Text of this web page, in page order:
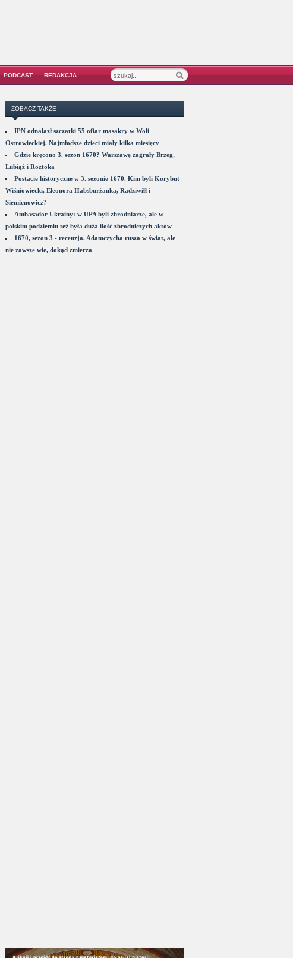
PODCAST REDAKCJA
ZOBACZ TAKŻE
IPN odnalazł szczątki 55 ofiar masakry w Woli
Ostrowieckiej. Najmłodsze dzieci miały kilka miesięcy
Gdzie kręcono 3. sezon 1670? Warszawę zagrały Brzeg,
Lubiąż i Roztoka
Postacie historyczne w 3. sezonie 1670. Kim byli Korybut
Wiśniowiecki, Eleonora Habsburżanka, Radziwiłł i
Siemienowicz?
Ambasador Ukrainy: w UPA byli zbrodniarze, ale w
polskim podziemiu też była duża ilość zbrodniczych aktów
1670, sezon 3 - recenzja. Adamczycha rusza w świat, ale
nie zawsze wie, dokąd zmierza